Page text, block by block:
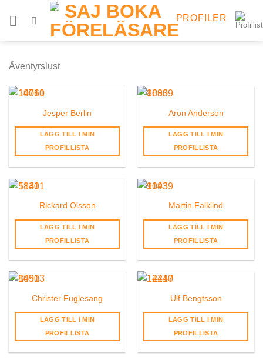
PROFILER
Äventyrslust
Jesper Berlin
LÄGG TILL I MIN
PROFILLISTA
Aron Anderson
LÄGG TILL I MIN
PROFILLISTA
Rickard Olsson
LÄGG TILL I MIN
PROFILLISTA
Martin Falklind
LÄGG TILL I MIN
PROFILLISTA
Christer Fuglesang
LÄGG TILL I MIN
PROFILLISTA
Ulf Bengtsson
LÄGG TILL I MIN
PROFILLISTA